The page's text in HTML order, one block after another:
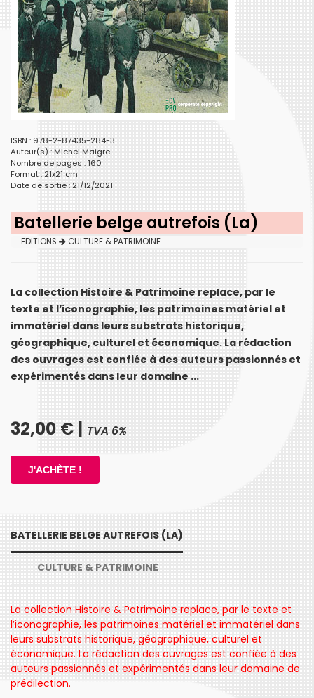
ISBN : 978-2-87435-284-3
Auteur(s) : Michel Maigre
Nombre de pages : 160
Format : 21x21 cm
Date de sortie : 21/12/2021
Batellerie belge autrefois (La)
EDITIONS CULTURE & PATRIMOINE
La collection Histoire & Patrimoine replace, par le
texte et l’iconographie, les patrimoines matériel et
immatériel dans leurs substrats historique,
géographique, culturel et économique. La rédaction
des ouvrages est confiée à des auteurs passionnés et
expérimentés dans leur domaine ...
32,00 € | TVA 6%
BATELLERIE BELGE AUTREFOIS (LA)
CULTURE & PATRIMOINE
La collection Histoire & Patrimoine replace, par le texte et
l’iconographie, les patrimoines matériel et immatériel dans
leurs substrats historique, géographique, culturel et
économique. La rédaction des ouvrages est confiée à des
auteurs passionnés et expérimentés dans leur domaine de
prédilection.